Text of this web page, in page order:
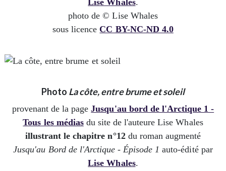
Lise Whales.
photo de © Lise Whales
sous licence CC BY-NC-ND 4.0
Photo La côte, entre brume et soleil
provenant de la pageJusqu'au bord de l'Arctique 1 -
Tous les médiasdu site de l'auteure Lise Whales
illustrant le chapitre n°12du roman augmenté
Jusqu'au Bord de l'Arctique - Épisode 1 auto-édité par
Lise Whales.